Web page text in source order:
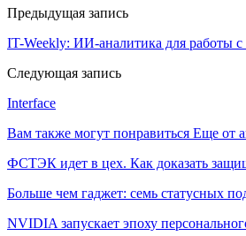
Предыдущая запись
IT-Weekly: ИИ-аналитика для работы с
Следующая запись
Interface
Вам также могут понравиться Еще от
ФСТЭК идет в цех. Как доказать
Больше чем гаджет: семь статусных
NVIDIA запускает эпоху